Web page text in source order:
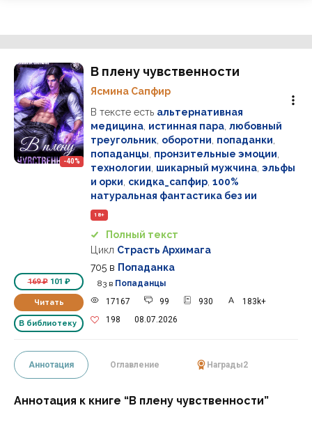
-40%
169 ₽101 ₽
Читать
В библиотеку
В плену чувственности
Ясмина Сапфир
В тексте есть альтернативная
медицина истинная пара любовный
треугольник оборотни попаданки
попаданцы пронзительные эмоции
технологии шикарный мужчина эльфы
и орки скидка_сапфир 100%
натуральная фантастика без ии
18+
Полный текст
Цикл Страсть Архимага
705 в Попаданка
83 в Попаданцы
17167
99 930
183k+
198
08.07.2026
Аннотация Оглавление Награды2
Аннотация к книге “В плену чувственности”